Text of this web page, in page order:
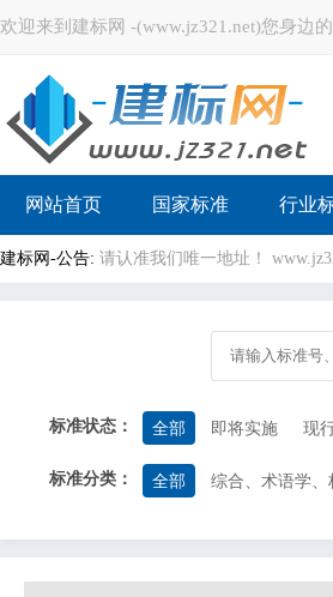
欢迎来到建标网 -(www.jz321.net)您身边
网站首页 国家标准 行业
建标网-公告: 请认准我们唯一地址！
标准状态： 全部 即将实施 现
标准分类： 全部 综合、术语学
电信、音频和视频工程